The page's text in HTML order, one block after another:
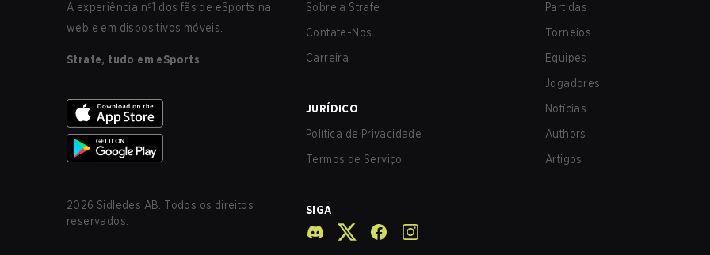
A experiência nº1 dos fãs de eSports na
web e em dispositivos móveis.
Strafe, tudo em eSports
2026 Sidledes AB. Todos os direitos
reservados.
Sobre a Strafe
Contate-Nos
Carreira
JURÍDICO
Política de Privacidade
Termos de Serviço
SIGA
Partidas
Torneios
Equipes
Jogadores
Notícias
Authors
Artigos